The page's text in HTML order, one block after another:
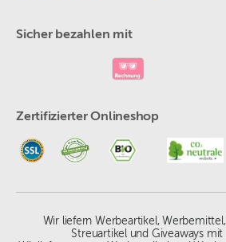
Sicher bezahlen mit
Zertifizierter Onlineshop
Wir liefern Werbeartikel,
Streuartikel und Giveaways